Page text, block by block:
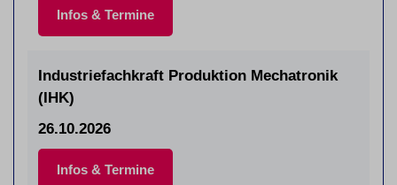
Infos & Termine
Industriefachkraft Produktion Mechatronik
(IHK)
26.10.2026
Infos & Termine